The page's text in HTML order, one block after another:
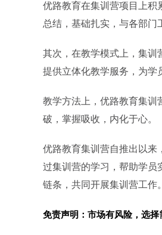
优路教育在集训营项目上积
总结，基础扎实，与各部门
其次，在教学模式上，集训
提供立体化教学服务，为学
教学方法上，优路教育集训
破，掌握吸收，内化于心。
优路教育集训营自推出以来
过集训营的学习，帮助学员
链条，共同开展集训营工作。
免责声明：市场有风险，选择